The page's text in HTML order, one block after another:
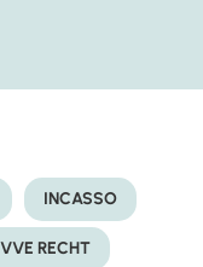
INCASSO
VVE RECHT